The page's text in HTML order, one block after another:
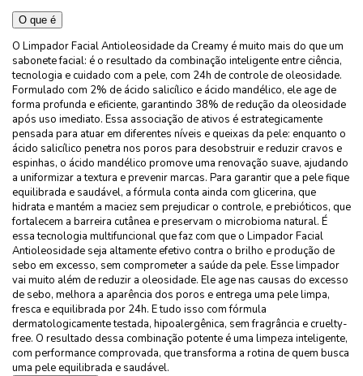
O que é
O Limpador Facial Antioleosidade da Creamy é muito mais do que um
sabonete facial: é o resultado da combinação inteligente entre ciência,
tecnologia e cuidado com a pele, com 24h de controle de oleosidade.
Formulado com 2% de ácido salicílico e ácido mandélico, ele age de
forma profunda e eficiente, garantindo 38% de redução da oleosidade
após uso imediato. Essa associação de ativos é estrategicamente
pensada para atuar em diferentes níveis e queixas da pele: enquanto o
ácido salicílico penetra nos poros para desobstruir e reduzir cravos e
espinhas, o ácido mandélico promove uma renovação suave, ajudando
a uniformizar a textura e prevenir marcas. Para garantir que a pele fique
equilibrada e saudável, a fórmula conta ainda com glicerina, que
hidrata e mantém a maciez sem prejudicar o controle, e prebióticos, que
fortalecem a barreira cutânea e preservam o microbioma natural. É
essa tecnologia multifuncional que faz com que o Limpador Facial
Antioleosidade seja altamente efetivo contra o brilho e produção de
sebo em excesso, sem comprometer a saúde da pele. Esse limpador
vai muito além de reduzir a oleosidade. Ele age nas causas do excesso
de sebo, melhora a aparência dos poros e entrega uma pele limpa,
fresca e equilibrada por 24h. E tudo isso com fórmula
dermatologicamente testada, hipoalergênica, sem fragrância e cruelty-
free. O resultado dessa combinação potente é uma limpeza inteligente,
com performance comprovada, que transforma a rotina de quem busca
uma pele equilibrada e saudável.